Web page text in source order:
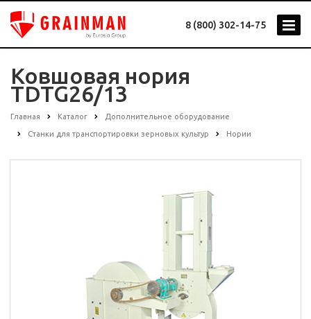
8 (800) 302-14-75
Ковшовая нория
TDTG26/13
Главная Каталог Дополнительное оборудование
Станки для транспортировки зерновых культур Нории